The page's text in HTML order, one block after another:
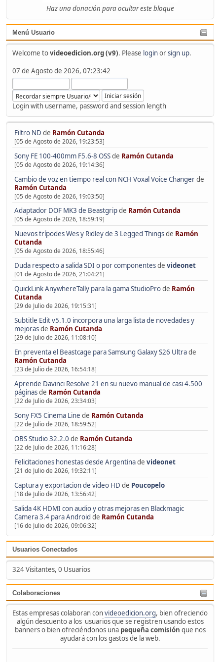
Haz una donación para ocultar este bloque
Menú Usuario
Welcome tovideoedicion.org (v9). Please loginorsign up.
07 de Agosto de 2026, 07:23:42
Login with username, password and session length
Filtro ND de Ramón Cutanda
[05 de Agosto de 2026, 19:23:53]
Sony FE 100-400mm F5.6-8 OSSde Ramón Cutanda
[05 de Agosto de 2026, 19:14:36]
Cambio de voz en tiempo real con NCH Voxal Voice Changerde
Ramón Cutanda
[05 de Agosto de 2026, 19:03:50]
Adaptador DOF MK3 de Beastgripde Ramón Cutanda
[05 de Agosto de 2026, 18:59:19]
Nuevos trípodes Wes y Ridley de 3 Legged Thingsde Ramón
Cutanda
[05 de Agosto de 2026, 18:55:46]
Duda respecto a salida SDI o por componentesde videonet
[01 de Agosto de 2026, 21:04:21]
QuickLink AnywhereTally para la gama StudioProde Ramón
Cutanda
[29 de Julio de 2026, 19:15:31]
Subtitle Edit v5.1.0 incorpora una larga lista de novedades y
mejorasde Ramón Cutanda
[29 de Julio de 2026, 11:08:10]
En preventa el Beastcage para Samsung Galaxy S26 Ultrade
Ramón Cutanda
[23 de Julio de 2026, 16:54:18]
Aprende Davinci Resolve 21 en su nuevo manual de casi 4.500
páginasde Ramón Cutanda
[22 de Julio de 2026, 23:34:03]
Sony FX5 Cinema Line de Ramón Cutanda
[22 de Julio de 2026, 18:59:52]
OBS Studio 32.2.0 de Ramón Cutanda
[22 de Julio de 2026, 11:16:28]
Felicitaciones honestas desde Argentinade videonet
[21 de Julio de 2026, 19:32:11]
Captura y exportacion de video HD de Poucopelo
[18 de Julio de 2026, 13:56:42]
Salida 4K HDMI con audio y otras mejoras en Blackmagic
Camera 3.4 para Android de Ramón Cutanda
[16 de Julio de 2026, 09:06:32]
Usuarios Conectados
324 Visitantes, 0 Usuarios
Colaboraciones
Estas empresas colaboran convideoedicion.org, bien ofreciendo
algún descuento a los usuarios que se registren usando estos
banners o bien ofreciéndonos una pequeña comisión que nos
ayudará con los gastos de la web.